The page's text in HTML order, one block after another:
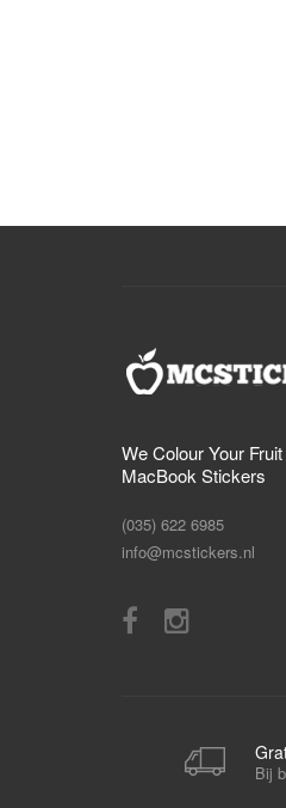
We Colour Your Fruit
MacBook Stickers
(035) 622 6985
info@mcstickers.nl
Bij